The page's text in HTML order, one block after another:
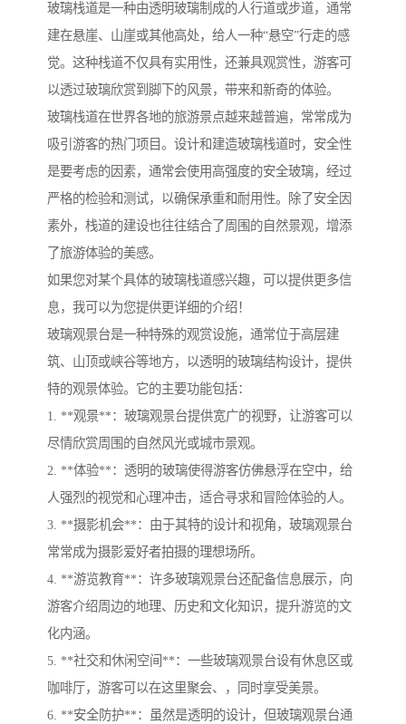
玻璃栈道是一种由透明玻璃制成的人行道或步道，通常
建在悬崖、山崖或其他高处，给人一种“悬空”行走的感
觉。这种栈道不仅具有实用性，还兼具观赏性，游客可
以透过玻璃欣赏到脚下的风景，带来和新奇的体验。
玻璃栈道在世界各地的旅游景点越来越普遍，常常成为
吸引游客的热门项目。设计和建造玻璃栈道时，安全性
是要考虑的因素，通常会使用高强度的安全玻璃，经过
严格的检验和测试，以确保承重和耐用性。除了安全因
素外，栈道的建设也往往结合了周围的自然景观，增添
了旅游体验的美感。
如果您对某个具体的玻璃栈道感兴趣，可以提供更多信
息，我可以为您提供更详细的介绍！
玻璃观景台是一种特殊的观赏设施，通常位于高层建
筑、山顶或峡谷等地方，以透明的玻璃结构设计，提供
特的观景体验。它的主要功能包括：
1. **观景**：玻璃观景台提供宽广的视野，让游客可以
尽情欣赏周围的自然风光或城市景观。
2. **体验**：透明的玻璃使得游客仿佛悬浮在空中，给
人强烈的视觉和心理冲击，适合寻求和冒险体验的人。
3. **摄影机会**：由于其特的设计和视角，玻璃观景台
常常成为摄影爱好者拍摄的理想场所。
4. **游览教育**：许多玻璃观景台还配备信息展示，向
游客介绍周边的地理、历史和文化知识，提升游览的文
化内涵。
5. **社交和休闲空间**：一些玻璃观景台设有休息区或
咖啡厅，游客可以在这里聚会、，同时享受美景。
6. **安全防护**：虽然是透明的设计，但玻璃观景台通